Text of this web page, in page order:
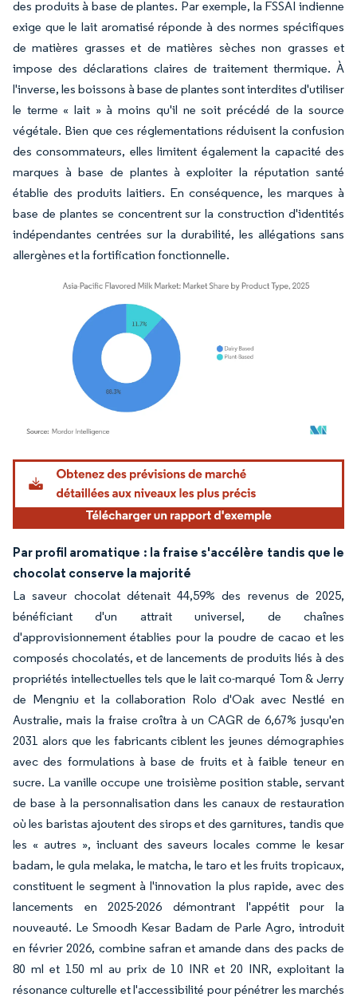
des produits à base de plantes. Par exemple, la FSSAI indienne
exige que le lait aromatisé réponde à des normes spécifiques
de matières grasses et de matières sèches non grasses et
impose des déclarations claires de traitement thermique. À
l'inverse, les boissons à base de plantes sont interdites d'utiliser
le terme « lait » à moins qu'il ne soit précédé de la source
végétale. Bien que ces réglementations réduisent la confusion
des consommateurs, elles limitent également la capacité des
marques à base de plantes à exploiter la réputation santé
établie des produits laitiers. En conséquence, les marques à
base de plantes se concentrent sur la construction d'identités
indépendantes centrées sur la durabilité, les allégations sans
allergènes et la fortification fonctionnelle.
Image © Mordor Intelligence. La réutilisation nécessite une attribution sous CC BY
Par profil aromatique : la fraise s'accélère tandis que le
chocolat conserve la majorité
La saveur chocolat détenait 44,59% des revenus de 2025,
bénéficiant d'un attrait universel, de chaînes
d'approvisionnement établies pour la poudre de cacao et les
composés chocolatés, et de lancements de produits liés à des
propriétés intellectuelles tels que le lait co-marqué Tom & Jerry
de Mengniu et la collaboration Rolo d'Oak avec Nestlé en
Australie, mais la fraise croîtra à un CAGR de 6,67% jusqu'en
2031 alors que les fabricants ciblent les jeunes démographies
avec des formulations à base de fruits et à faible teneur en
sucre. La vanille occupe une troisième position stable, servant
de base à la personnalisation dans les canaux de restauration
où les baristas ajoutent des sirops et des garnitures, tandis que
les « autres », incluant des saveurs locales comme le kesar
badam, le gula melaka, le matcha, le taro et les fruits tropicaux,
constituent le segment à l'innovation la plus rapide, avec des
lancements en 2025-2026 démontrant l'appétit pour la
nouveauté. Le Smoodh Kesar Badam de Parle Agro, introduit
en février 2026, combine safran et amande dans des packs de
80 ml et 150 ml au prix de 10 INR et 20 INR, exploitant la
résonance culturelle et l'accessibilité pour pénétrer les marchés